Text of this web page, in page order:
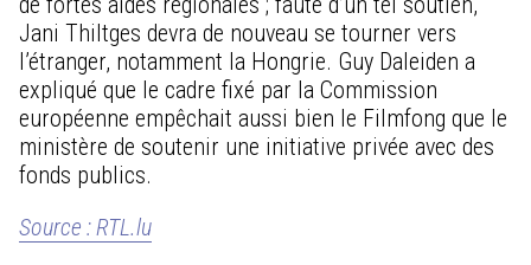
Jani Thiltges devra de nouveau se tourner vers
l’étranger, notamment la Hongrie. Guy Daleiden a
expliqué que le cadre fixé par la Commission
européenne empêchait aussi bien le Filmfong que le
ministère de soutenir une initiative privée avec des
fonds publics.
Source : RTL.lu